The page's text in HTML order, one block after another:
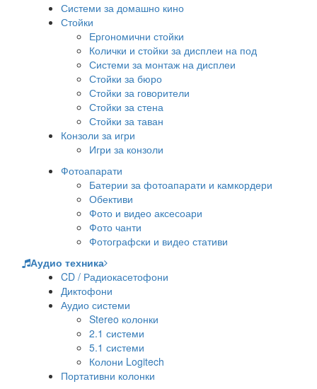
Системи за домашно кино
Стойки
Ергономични стойки
Колички и стойки за дисплеи на под
Системи за монтаж на дисплеи
Стойки за бюро
Стойки за говорители
Стойки за стена
Стойки за таван
Конзоли за игри
Игри за конзоли
Фотоапарати
Батерии за фотоапарати и камкордери
Обективи
Фото и видео аксесоари
Фото чанти
Фотографски и видео стативи
Аудио техника
CD / Радиокасетофони
Диктофони
Аудио системи
Stereo колонки
2.1 системи
5.1 системи
Колони Logitech
Портативни колонки